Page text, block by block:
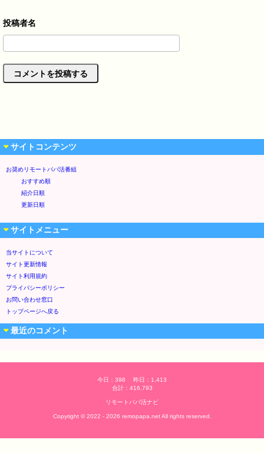
サイトコンテンツ
お奨めリモートパパ活番組
おすすめ順
紹介日順
更新日順
サイトメニュー
当サイトについて
サイト更新情報
サイト利用規約
プライバシーポリシー
お問い合わせ窓口
トップページへ戻る
最近のコメント
今日：398 昨日：1,413
合計：416,793
リモートパパ活ナビ
Copyright © 2022 - 2026 remopapa.net All rights reserved.